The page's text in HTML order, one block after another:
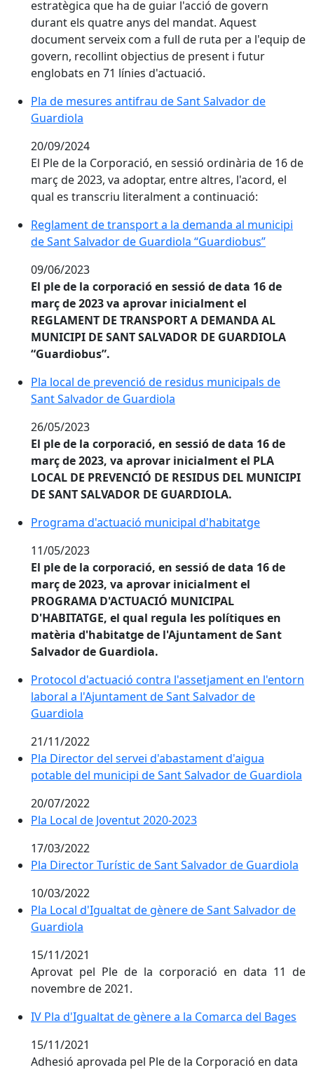
estratègica que ha de guiar l'acció de govern
durant els quatre anys del mandat. Aquest
document serveix com a full de ruta per a l'equip de
govern, recollint objectius de present i futur
englobats en 71 línies d'actuació.
Pla de mesures antifrau de Sant Salvador de
Pla de mesures antifrau de Sant Salvador de
Guardiola
20/09/2024
El Ple de la Corporació, en sessió ordinària de 16 de
març de 2023, va adoptar, entre altres, l'acord, el
qual es transcriu literalment a continuació:
Reglament de transport a la demanda al municipi de
Reglament de transport a la demanda al municipi
de Sant Salvador de Guardiola “Guardiobus”
09/06/2023
El ple de la corporació en sessió de data 16 de
març de 2023 va aprovar inicialment el
REGLAMENT DE TRANSPORT A DEMANDA AL
MUNICIPI DE SANT SALVADOR DE GUARDIOLA
“Guardiobus”.
Pla local de prevenció de residus municipals de Sant
Pla local de prevenció de residus municipals de
Sant Salvador de Guardiola
26/05/2023
El ple de la corporació, en sessió de data 16 de
març de 2023, va aprovar inicialment el PLA
LOCAL DE PREVENCIÓ DE RESIDUS DEL MUNICIPI
DE SANT SALVADOR DE GUARDIOLA.
Programa d'actuació municipal d'habitatge
Programa d'actuació municipal d'habitatge
11/05/2023
El ple de la corporació, en sessió de data 16 de
març de 2023, va aprovar inicialment el
PROGRAMA D'ACTUACIÓ MUNICIPAL
D'HABITATGE, el qual regula les polítiques en
matèria d'habitatge de l'Ajuntament de Sant
Salvador de Guardiola.
Protocol d'actuació contra l'assetjament en l'entorn
laboral a l'Ajuntament de Sant Salvador de
Guardiola
21/11/2022
Pla Director del servei d'abastament d'aigua
potable del municipi de Sant Salvador de Guardiola
20/07/2022
Pla Local de Joventut 2020-2023
17/03/2022
Pla Director Turístic de Sant Salvador de Guardiola
Pla Director Turístic de Sant Salvador de Guardiola
10/03/2022
Pla Local d'Igualtat de gènere de Sant Salvador de
Guardiola
15/11/2021
Aprovat pel Ple de la corporació en data 11 de
novembre de 2021.
IV Pla d'Igualtat de gènere a la Comarca del Bages
15/11/2021
Adhesió aprovada pel Ple de la Corporació en data